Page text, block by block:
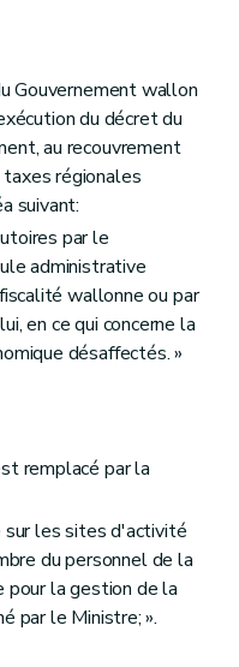
Gouvernement wallon
du décret du
au recouvrement
régionales
suivant:
par le
administrative
wallonne ou par
en ce qui concerne la
désaffectés. »
remplacé par la
sur les sites d'activité
du personnel de la
la gestion de la
par le Ministre; ».